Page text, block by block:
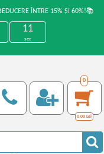
ÎNTRE 15% ȘI 60%!📚
11
sec
0
0,00 Lei